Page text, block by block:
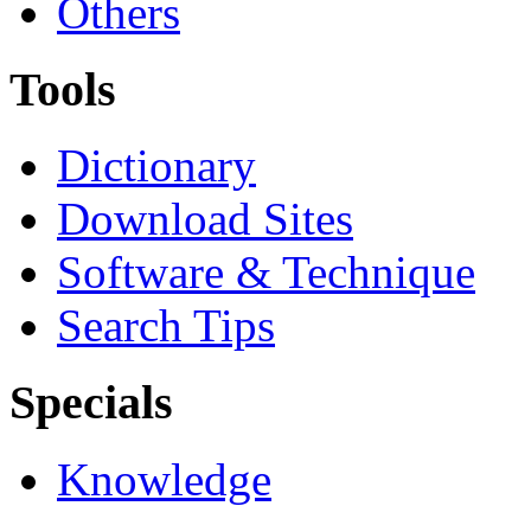
Others
Tools
Dictionary
Download Sites
Software & Technique
Search Tips
Specials
Knowledge